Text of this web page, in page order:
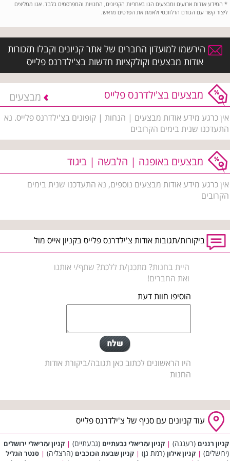
* המידע אודות ארועים ומבצעים הנו באחריות הקניונים, החנויות והמפרסמים בלבד. אנו ממליצים
ליצור קשר עם הגורם הרלוונטי ולאמת את הפרטים מראש.
הירשמו למועדון החברים של אתר קניונים וקבלו תזכורות
אודות מבצעים וקולקציות חדשות בצ'ילדרנס פלייס
מבצעים בצ'ילדרנס פלייס מבצעים
אין כרגע מידע אודות מבצעים | הנחות | קופונים בצ'ילדרנס פלייס. נא
התעדכנו שנית בימים הקרובים
מבצעים באופנה | הלבשה | ביגוד
אין כרגע מידע אודות מבצעים נוספים, נא התעדכנו שנית בימים
הקרובים
ביקורות/תגובות אודות צ'ילדרנס פלייס בקניון אייס מול
היית בחנות? מתכנן/ת ללכת? שתף/י אותנו
ואת החברים!
הוסיפו חוות דעת
היו הראשונים לכתוב כאן תגובה/ביקורת אודות
החנות
עוד קניונים עם סניף של צ'ילדרנס פלייס
קניון רננים (רעננה) | קניון עזריאלי גבעתיים (גבעתיים) | קניון עזריאלי ירושלים
(ירושלים) | קניון אילון (רמת גן) | קניון שבעת הכוכבים (הרצליה) | סנטר הגליל